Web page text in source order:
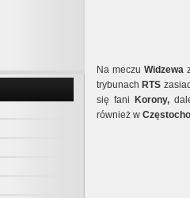
Na meczuWidzewa
trybunach RTS
się fani
Korony,
również w